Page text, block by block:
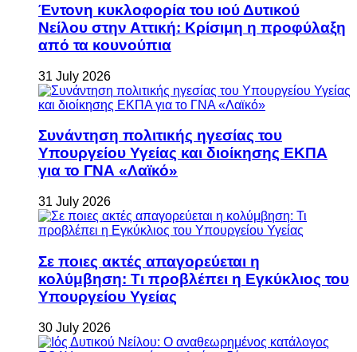
Έντονη κυκλοφορία του ιού Δυτικού
Νείλου στην Αττική: Κρίσιμη η προφύλαξη
από τα κουνούπια
31 July 2026
Συνάντηση πολιτικής ηγεσίας του
Υπουργείου Υγείας και διοίκησης ΕΚΠΑ
για το ΓΝΑ «Λαϊκό»
31 July 2026
Σε ποιες ακτές απαγορεύεται η
κολύμβηση: Τι προβλέπει η Εγκύκλιος του
Υπουργείου Υγείας
30 July 2026